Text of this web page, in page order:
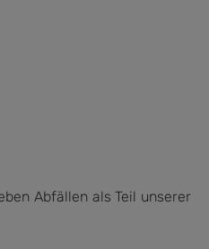
Abfällen als Teil unserer